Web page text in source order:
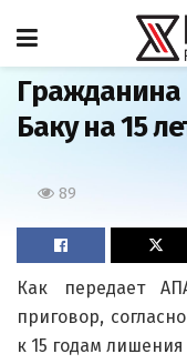
Главная
Гражданина
Баку на 15
89
Как передает
приговор,
к 15 годам